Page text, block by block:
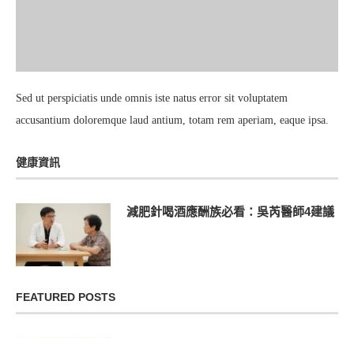
Sed ut perspiciatis unde omnis iste natus error sit voluptatem
accusantium doloremque laud antium, totam rem aperiam, eaque ipsa.
健康資訊
減肥針喝酒應酬族必看：吳芮醫師4建議
FEATURED POSTS